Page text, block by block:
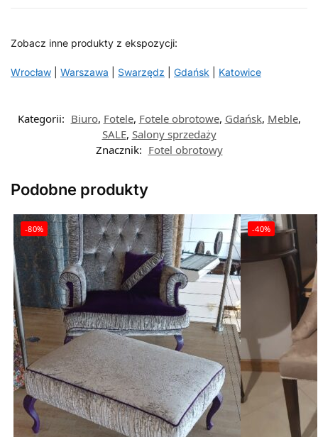
Zobacz inne produkty z ekspozycji:
Wrocław Warszawa Swarzędz Gdańsk Katowice
Kategorii: Biuro, Fotele, Fotele obrotowe, Gdańsk, Meble,
SALE, Salony sprzedaży
Znacznik: Fotel obrotowy
Podobne produkty
-80% -40%